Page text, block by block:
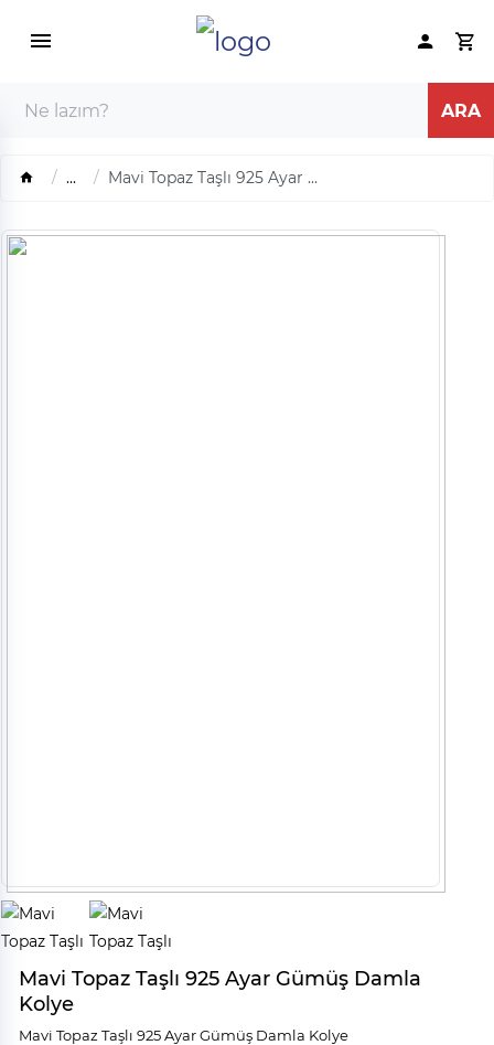
... Mavi Topaz Taşlı 925 Ayar ...
Mavi Topaz Taşlı 925 Ayar Gümüş Damla
Kolye
Mavi Topaz Taşlı 925 Ayar Gümüş Damla Kolye